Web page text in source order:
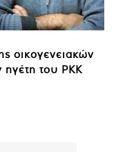
οικογενειακών
του PKK